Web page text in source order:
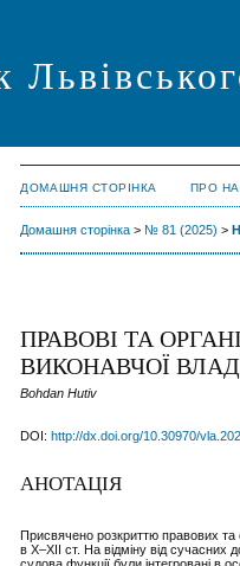
ДОМАШНЯ СТОРІНКА ПРО
Домашня сторінка > № 81 (2025) >
ПРАВОВІ ТА
ВИКОНАВЧОЇ
Bohdan Hutiv
DOI: http://dx.doi.org/10.30970/
АНОТАЦІЯ
Присвячено розкриттю правових та
в Х–XII ст. На відміну від сучасних